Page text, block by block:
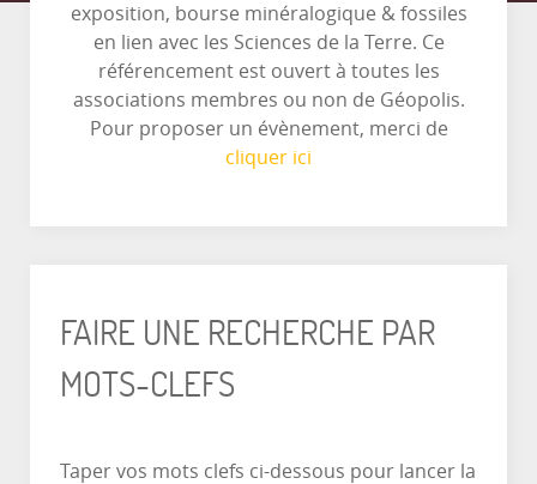
exposition, bourse minéralogique & fossiles
en lien avec les Sciences de la Terre. Ce
référencement est ouvert à toutes les
associations membres ou non de Géopolis.
Pour proposer un évènement, merci de
cliquer ici
FAIRE UNE RECHERCHE PAR
MOTS-CLEFS
Taper vos mots clefs ci-dessous pour lancer la